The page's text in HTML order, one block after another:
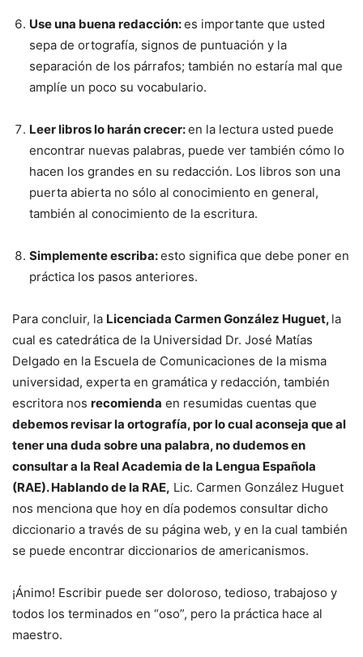
Use una buena redacción:es importante que usted
sepa de ortografía, signos de puntuación y la
separación de los párrafos; también no estaría mal que
amplíe un poco su vocabulario.
Leer libros lo harán crecer:en la lectura usted puede
encontrar nuevas palabras, puede ver también cómo lo
hacen los grandes en su redacción. Los libros son una
puerta abierta no sólo al conocimiento en general,
también al conocimiento de la escritura.
Simplemente escriba:esto significa que debe poner en
práctica los pasos anteriores.
Para concluir, la Licenciada Carmen González Huguet, la
cual es catedrática de la Universidad Dr. José Matías
Delgado en la Escuela de Comunicaciones de la misma
universidad, experta en gramática y redacción, también
escritora nos recomienda en resumidas cuentas que
debemos revisar la ortografía, por lo cual aconseja que al
tener una duda sobre una palabra, no dudemos en
consultar a la Real Academia de la Lengua Española
(RAE). Hablando de la RAE, Lic. Carmen González Huguet
nos menciona que hoy en día podemos consultar dicho
diccionario a través de su página web, y en la cual también
se puede encontrar diccionarios de americanismos.
¡Ánimo! Escribir puede ser doloroso, tedioso, trabajoso y
todos los terminados en “oso”, pero la práctica hace al
maestro.